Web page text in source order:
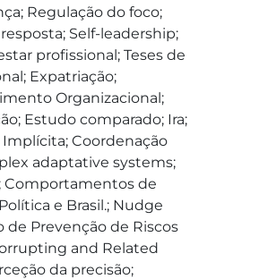
Regulação do foco;
Self-leadership;
profissional; Teses de
Expatriação;
Organizacional;
Estudo comparado; Ira;
Coordenação
adaptative systems;
Comportamentos de
e Brasil.; Nudge
de Prevenção de Riscos
and Related
da precisão;